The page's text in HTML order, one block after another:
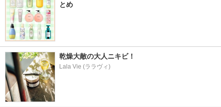
とめ
乾燥大敵の大人ニキビ！
Lala Vie (ララヴィ)